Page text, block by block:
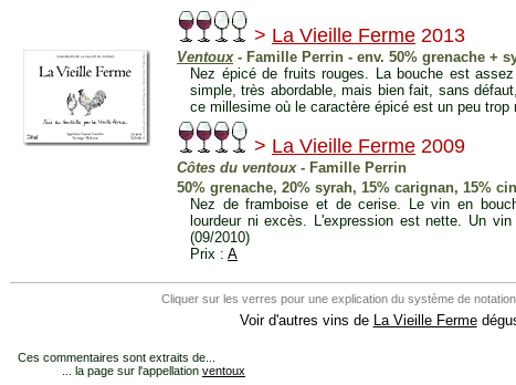
> La Vieille Ferme 2013
Ventoux- Famille Perrin - env. 50% grenache +
Nez épicé de fruits rouges. La bouche est
simple, très abordable, mais bien fait, sans
ce millesime où le caractère épicé est un peu trop
> La Vieille Ferme 2009
Côtes du ventoux- Famille Perrin
50% grenache, 20% syrah, 15% carignan, 15%
Nez de framboise et de cerise. Le vin en
lourdeur ni excès. L'expression est nette. Un
(09/2010)
Prix : A
Cliquer sur les verres pour une explication du système de
Voir d'autres vins de La Vieille Ferme
Ces commentaires sont extraits de...
... la page sur l'appellation ventoux